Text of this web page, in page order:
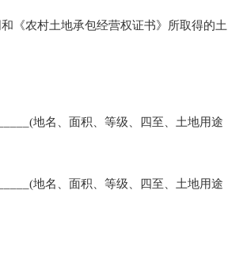
农村土地承包经营权证书》所取得的土
地名、面积、等级、四至、土地用途
地名、面积、等级、四至、土地用途